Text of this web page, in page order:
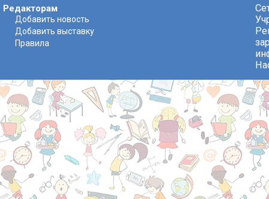
Редакторам
Добавить новость
Добавить выставку
Правила